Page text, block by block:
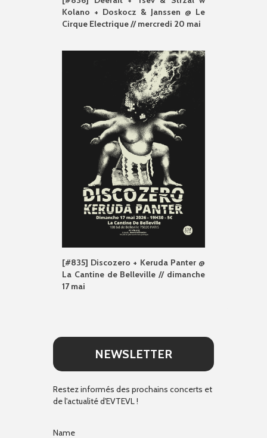
Kolano + Doskocz & Janssen @ Le
Cirque Electrique // mercredi 20 mai
[#835] Discozero + Keruda Panter @
La Cantine de Belleville // dimanche
17 mai
NEWSLETTER
Restez informés des prochains concerts et
de l'actualité d'EVTEVL !
Name